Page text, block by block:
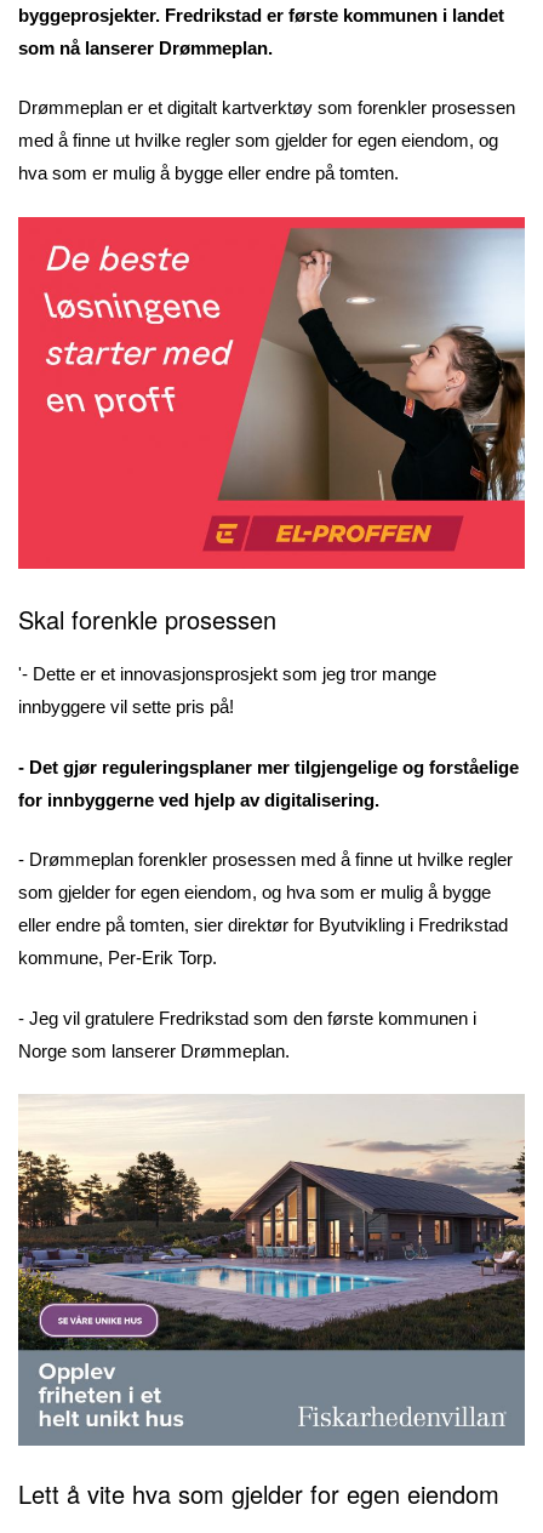
byggeprosjekter. Fredrikstad er første kommunen i landet
som nå lanserer Drømmeplan.
Drømmeplan er et digitalt kartverktøy som forenkler prosessen
med å finne ut hvilke regler som gjelder for egen eiendom, og
hva som er mulig å bygge eller endre på tomten.
Skal forenkle prosessen
'- Dette er et innovasjonsprosjekt som jeg tror mange
innbyggere vil sette pris på!
- Det gjør reguleringsplaner mer tilgjengelige og forståelige
for innbyggerne ved hjelp av digitalisering.
- Drømmeplan forenkler prosessen med å finne ut hvilke regler
som gjelder for egen eiendom, og hva som er mulig å bygge
eller endre på tomten, sier direktør for Byutvikling i Fredrikstad
kommune, Per-Erik Torp.
- Jeg vil gratulere Fredrikstad som den første kommunen i
Norge som lanserer Drømmeplan.
Lett å vite hva som gjelder for egen eiendom